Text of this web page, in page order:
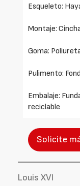
Esqueleto:
Montaje:
Goma:
Pulimento:
Embalaje:
reciclable
Solicite
Louis XVI